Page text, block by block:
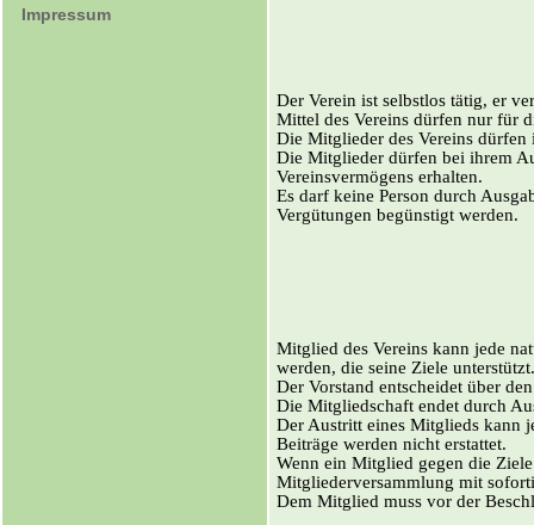
Impressum
Der Verein ist selbstlos tätig, er
Mittel des Vereins dürfen nur für
Die Mitglieder des Vereins
Die Mitglieder dürfen bei ihrem
Vereinsvermögens erhalten.
Es darf keine Person durch
Vergütungen begünstigt werden.
Mitglied des Vereins kann jede
werden, die seine Ziele
Der Vorstand entscheidet über
Die Mitgliedschaft endet durch
Der Austritt eines Mitglieds kann
Beiträge werden nicht erstattet.
Wenn ein Mitglied gegen die
Mitgliederversammlung mit
Dem Mitglied muss vor der